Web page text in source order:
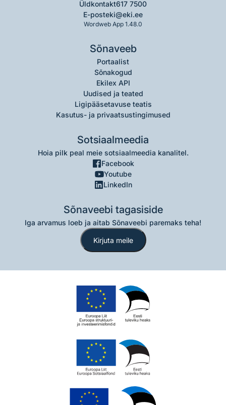
Üldkontakt617 7500
E-posteki@eki.ee
Wordweb App 1.48.0
Sõnaveeb
Portaalist
Sõnakogud
Ekilex API
Uudised ja teated
Ligipääsetavuse teatis
Kasutus- ja privaatsustingimused
Sotsiaalmeedia
Hoia pilk peal meie sotsiaalmeedia kanalitel.
Facebook
Youtube
LinkedIn
Sõnaveebi tagasiside
Iga arvamus loeb ja aitab Sõnaveebi paremaks teha!
Kirjuta meile